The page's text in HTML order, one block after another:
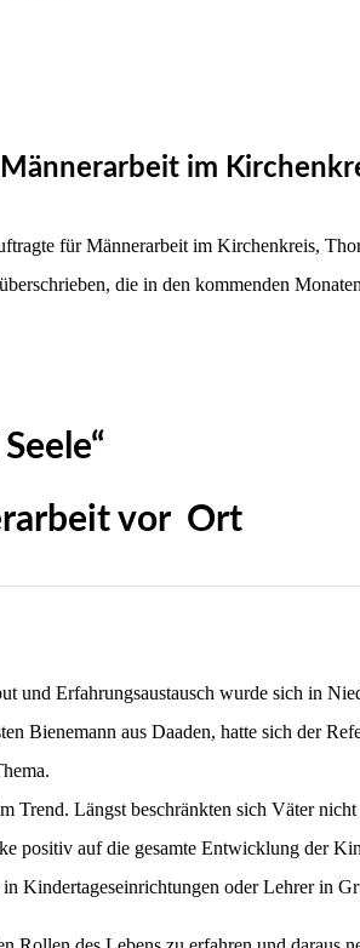
im
für Männerarbeit im Kirchenkreis,
die in den kommenden
vor Ort
und Erfahrungsaustausch wurde sich in
Bienemann aus Daaden, hatte sich der
Trend. Längst beschränkten sich Väter
positiv auf die gesamte Entwicklung der
Kindertageseinrichtungen oder Lehrer in